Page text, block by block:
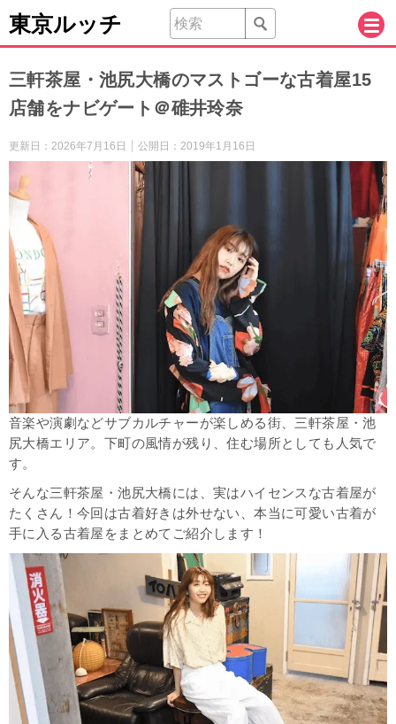
東京ルッチ
三軒茶屋・池尻大橋のマストゴーな古着屋15
店舗をナビゲート＠碓井玲奈
更新日： 2026年7月16日 公開日： 2019年1月16日
音楽や演劇などサブカルチャーが楽しめる街、三軒茶屋・池
尻大橋エリア。下町の風情が残り、住む場所としても人気で
す。
そんな三軒茶屋・池尻大橋には、実はハイセンスな古着屋が
たくさん！今回は古着好きは外せない、本当に可愛い古着が
手に入る古着屋をまとめてご紹介します！